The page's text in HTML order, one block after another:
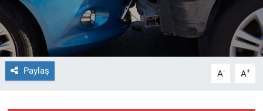
Paylaş A- A+